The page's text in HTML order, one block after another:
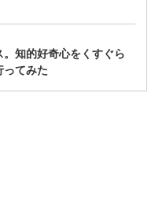
知的好奇心をくすぐら
ってみた